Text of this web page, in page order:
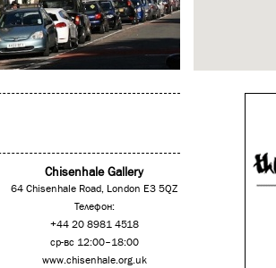
Chisenhale Gallery
64 Chisenhale Road, London E3 5QZ
Телефон:
+44 20 8981 4518
ср-вс 12:00–18:00
www.chisenhale.org.uk